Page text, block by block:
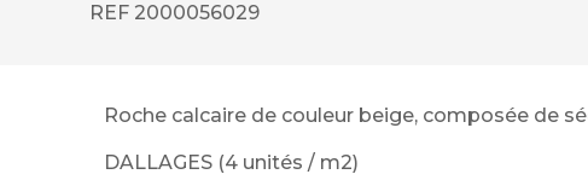
REF 2000056029
Roche calcaire de couleur beige, composée de
DALLAGES (4 unités / m2)